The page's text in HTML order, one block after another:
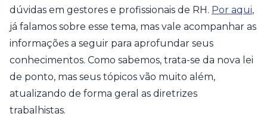
dúvidas em gestores e profissionais de RH. Por aqui,
já falamos sobre esse tema, mas vale acompanhar as
informações a seguir para aprofundar seus
conhecimentos. Como sabemos, trata-se da nova lei
de ponto, mas seus tópicos vão muito além,
atualizando de forma geral as diretrizes
trabalhistas.